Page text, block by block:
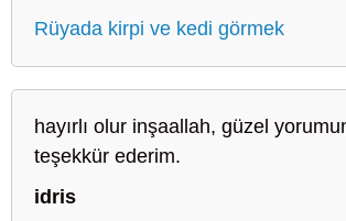
Rüyada kirpi ve kedi görmek
hayırlı olur inşaallah, güzel
teşekkür ederim.
idris